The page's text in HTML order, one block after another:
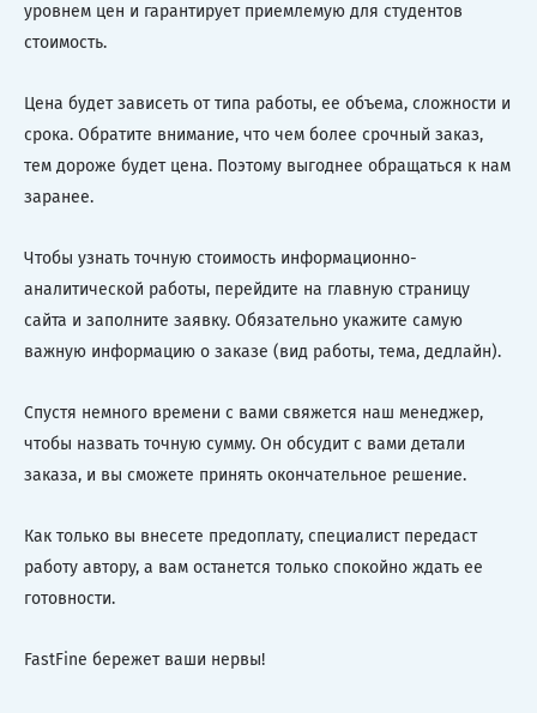
уровнем цен и гарантирует приемлемую для студентов
стоимость.
Цена будет зависеть от типа работы, ее объема, сложности и
срока. Обратите внимание, что чем более срочный заказ,
тем дороже будет цена. Поэтому выгоднее обращаться к нам
заранее.
Чтобы узнать точную стоимость информационно-
аналитической работы, перейдите на главную страницу
сайта и заполните заявку. Обязательно укажите самую
важную информацию о заказе (вид работы, тема, дедлайн).
Спустя немного времени с вами свяжется наш менеджер,
чтобы назвать точную сумму. Он обсудит с вами детали
заказа, и вы сможете принять окончательное решение.
Как только вы внесете предоплату, специалист передаст
работу автору, а вам останется только спокойно ждать ее
готовности.
FastFine бережет ваши нервы!